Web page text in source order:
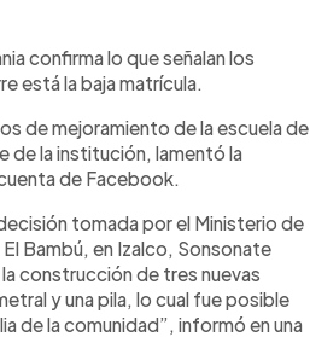
confirma lo que señalan los
está la baja matrícula.
de mejoramiento de la escuela de
de la institución, lamentó la
de Facebook.
tomada por el Ministerio de
Bambú, en Izalco, Sonsonate
construcción de tres nuevas
y una pila, lo cual fue posible
de la comunidad”, informó en una